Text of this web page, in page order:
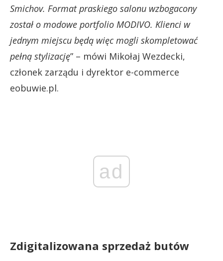
Smichov. Format praskiego salonu wzbogacony
został o modowe portfolio MODIVO. Klienci w
jednym miejscu będą więc mogli skompletować
pełną stylizację” – mówi Mikołaj Wezdecki,
członek zarządu i dyrektor e-commerce
eobuwie.pl.
ad
Zdigitalizowana sprzedaż butów